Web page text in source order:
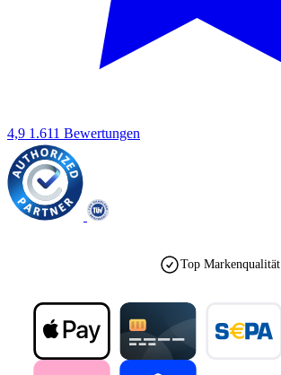
4,9 1.611 Bewertungen
Top Markenqualität